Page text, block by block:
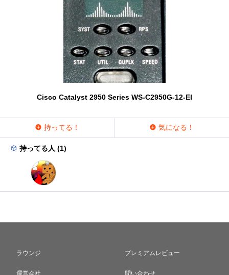
Cisco Catalyst 2950 Series WS-C2950G-12-EI
持ってる！ 気になる！
持ってる人 (1)
ラウンジ プレミアムレビュー